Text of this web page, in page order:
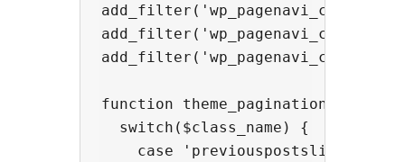
function
  switch($class_name) {
    case 'previouspostslink':